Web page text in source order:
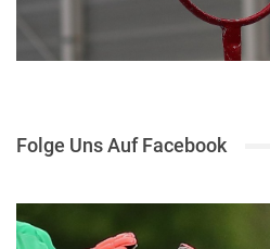
Folge Uns Auf Facebook